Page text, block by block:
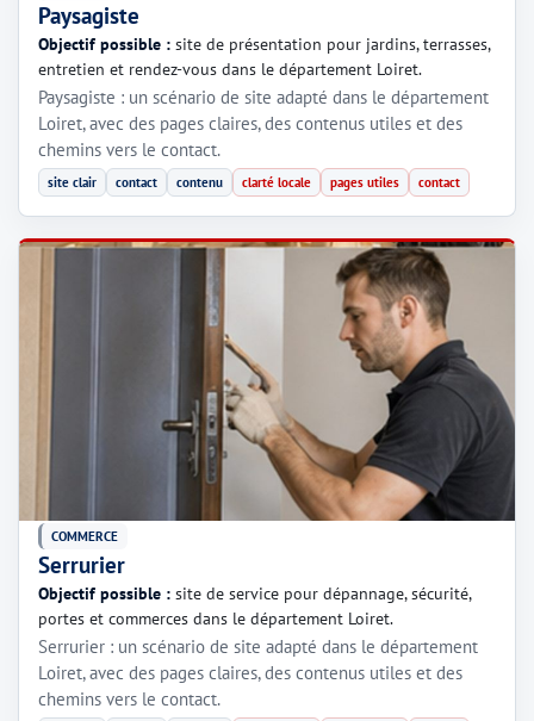
Paysagiste
Objectif possible : site de présentation pour jardins, terrasses,
entretien et rendez-vous dans le département Loiret.
Paysagiste : un scénario de site adapté dans le département
Loiret, avec des pages claires, des contenus utiles et des
chemins vers le contact.
site clair contact contenu clarté locale pages utiles contact
COMMERCE
Serrurier
Objectif possible : site de service pour dépannage, sécurité,
portes et commerces dans le département Loiret.
Serrurier : un scénario de site adapté dans le département
Loiret, avec des pages claires, des contenus utiles et des
chemins vers le contact.